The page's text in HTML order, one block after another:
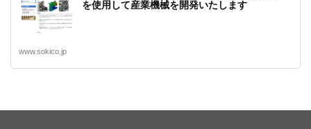
を使用して産業機械を開発いたします
www.sokico.jp